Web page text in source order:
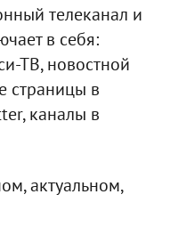
телеканал и
в себя:
ТВ, новостной
страницы в
каналы в
актуальном,